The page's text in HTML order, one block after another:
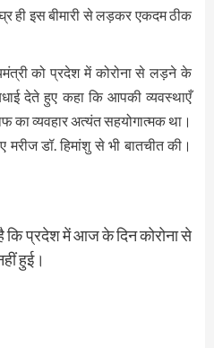
ही इस बीमारी से लड़कर एकदम ठीक
को प्रदेश में कोरोना से लड़ने के
देते हुए कहा कि आपकी व्यवस्थाएँ
का व्यवहार अत्यंत सहयोगात्मक था।
डॉ. हिमांशु से भी बातचीत की।
कि प्रदेश में आज के दिन कोरोना से
हुई।